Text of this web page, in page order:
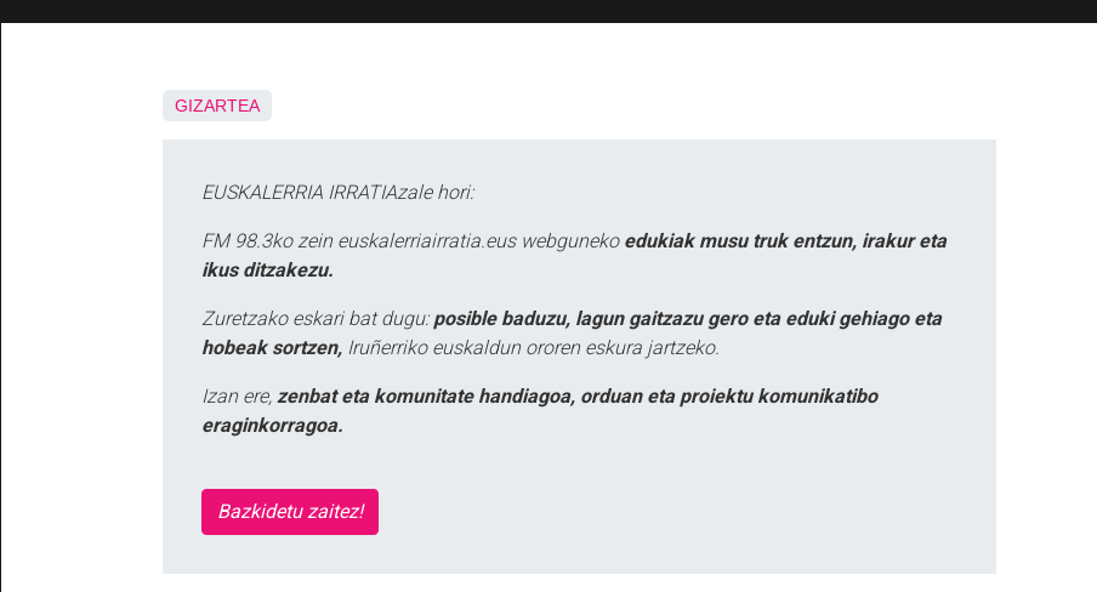
GIZARTEA
EUSKALERRIA IRRATIAzale hori:
FM 98.3ko zein euskalerriairratia.eus webguneko edukiak musu truk entzun, irakur eta
ikus ditzakezu.
Zuretzako eskari bat dugu: posible baduzu, lagun gaitzazu gero eta eduki gehiago eta
hobeak sortzen, Iruñerriko euskaldun ororen eskura jartzeko.
Izan ere, zenbat eta komunitate handiagoa, orduan eta proiektu komunikatibo
eraginkorragoa.
Bazkidetu zaitez!